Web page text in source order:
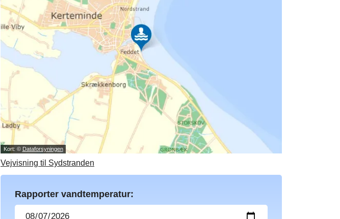
Kort: © Dataforsyningen
Vejvisning til Sydstranden
Rapporter vandtemperatur: